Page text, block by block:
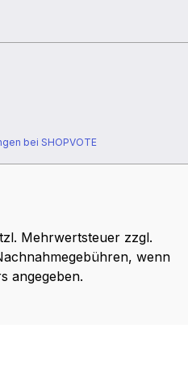
bei SHOPVOTE
Mehrwertsteuer zzgl.
wenn
angegeben.